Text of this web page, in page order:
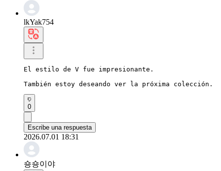
lkYak754
El estilo de V fue impresionante.
También estoy deseando ver la próxima colección.
0
Escribe una respuesta
2026.07.01 18:31
숑숑이야